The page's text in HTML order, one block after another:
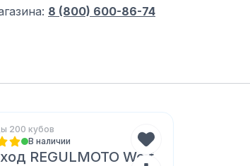
8 (800) 600-86-74
200 кубов
В наличии
REGULMOTO Wolf